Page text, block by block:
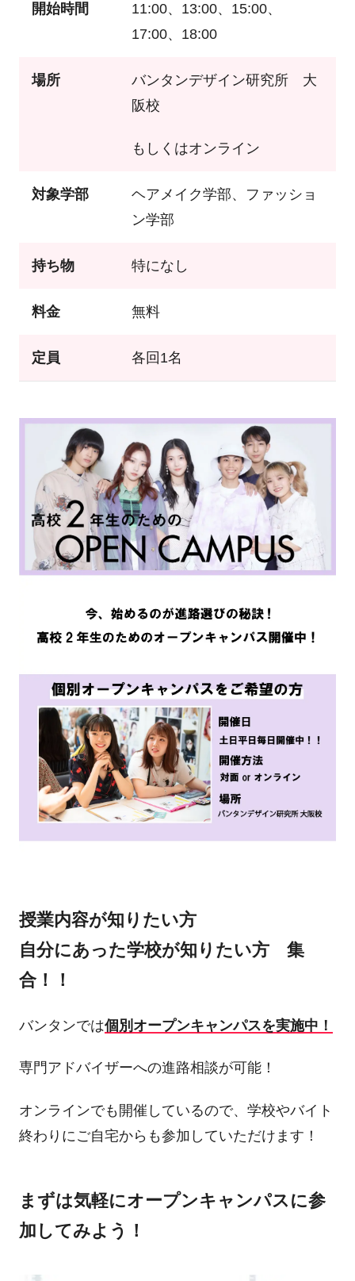
開始時間
11:00、13:00、15:00、
17:00、18:00
場所
バンタンデザイン研究所 大
阪校
もしくはオンライン
対象学部
ヘアメイク学部、ファッショ
ン学部
持ち物 特になし
料金 無料
定員 各回1名
授業内容が知りたい方
自分にあった学校が知りたい方 集
合！！
バンタンでは個別オープンキャンパスを実施中！
専門アドバイザーへの進路相談が可能！
オンラインでも開催しているので、学校やバイト
終わりにご自宅からも参加していただけます！
まずは気軽にオープンキャンパスに参
加してみよう！